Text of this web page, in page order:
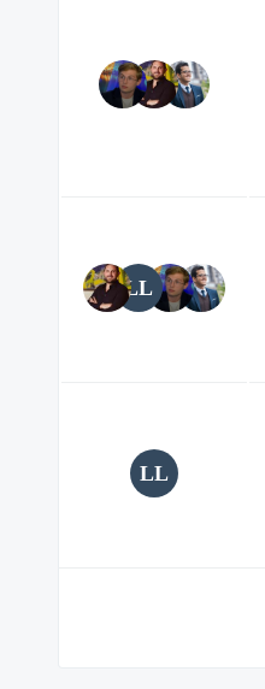
LL
LL